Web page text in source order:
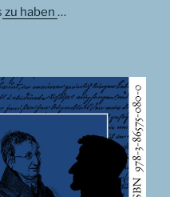
zu haben …